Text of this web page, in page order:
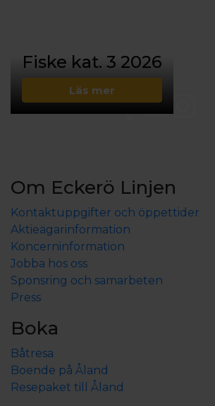
Fiske kat. 3 2026
Läs mer
Om Eckerö Linjen
Kontaktuppgifter och öppettider
Aktieägarinformation
Koncerninformation
Jobba hos oss
Sponsring och samarbeten
Press
Boka
Båtresa
Boende på Åland
Resepaket till Åland